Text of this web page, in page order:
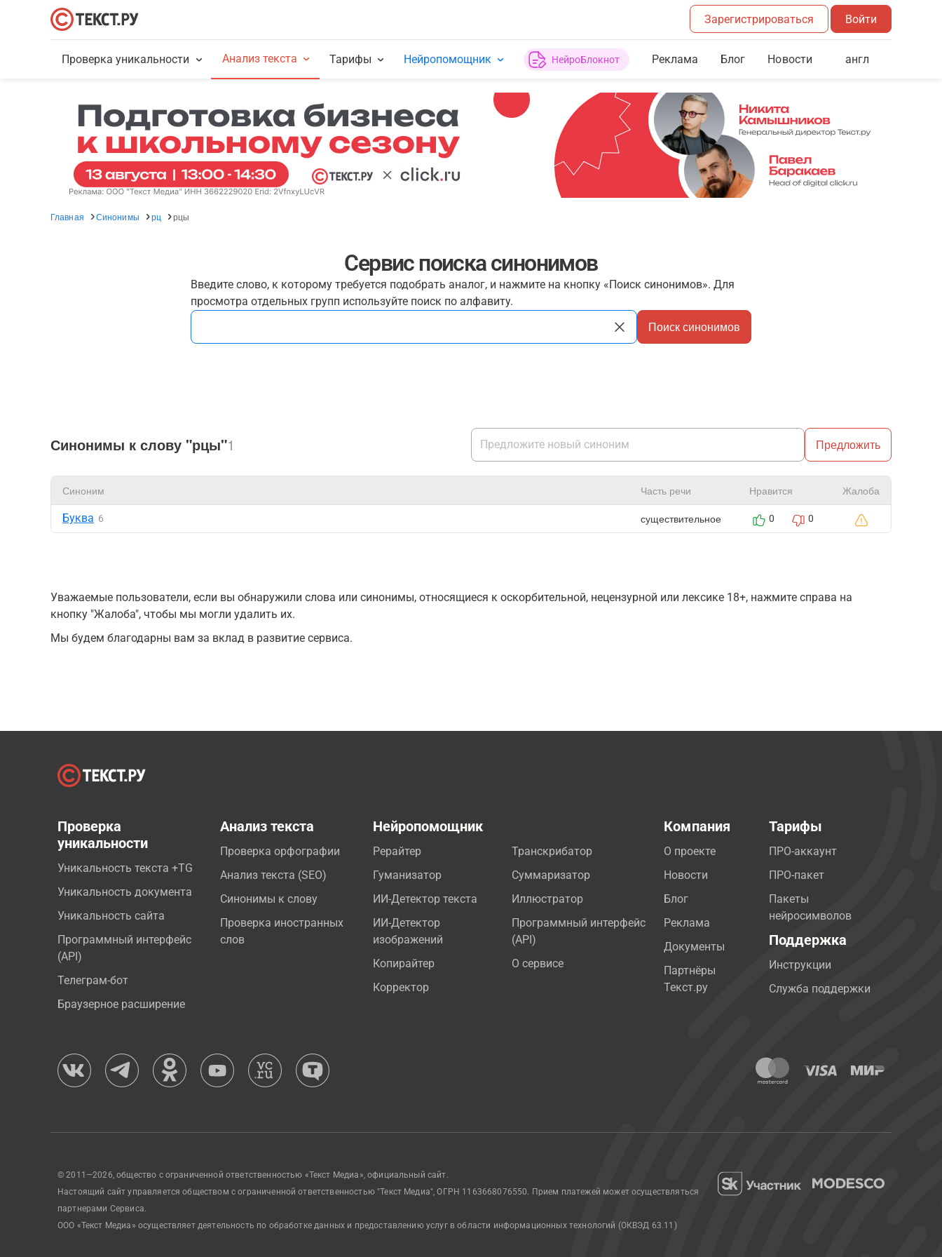
Зарегистрироваться Войти
Проверка уникальности Анализ текста Тарифы Нейропомощник НейроБлокнот Реклама Блог Новости англ
Главная Синонимы рц рцы
Сервис поиска синонимов
Введите слово, к которому требуется подобрать аналог, и нажмите на кнопку «Поиск синонимов». Для
просмотра отдельных групп используйте поиск по алфавиту.
Поиск синонимов
Синонимы к слову "рцы"1 Предложить
Синоним Часть речи Нравится Жалоба
Буква 6 существительное 0 0
Уважаемые пользователи, если вы обнаружили слова или синонимы, относящиеся к оскорбительной, нецензурной или лексике 18+, нажмите справа на
кнопку "Жалоба", чтобы мы могли удалить их.
Мы будем благодарны вам за вклад в развитие сервиса.
Проверка
уникальности
Уникальность текста +TG
Уникальность документа
Уникальность сайта
Программный интерфейс
(API)
Телеграм-бот
Браузерное расширение
Анализ текста
Проверка орфографии
Анализ текста (SEO)
Синонимы к слову
Проверка иностранных
слов
Нейропомощник
Рерайтер
Гуманизатор
ИИ-Детектор текста
ИИ-Детектор
изображений
Копирайтер
Корректор
Транскрибатор
Суммаризатор
Иллюстратор
Программный интерфейс
(API)
О сервисе
Компания
О проекте
Новости
Блог
Реклама
Документы
Партнёры
Текст.ру
Тарифы
ПРО-аккаунт
ПРО-пакет
Пакеты
нейросимволов
Поддержка
Инструкции
Служба поддержки
© 2011—2026, общество с ограниченной ответственностью «Текст Медиа», официальный сайт.
Настоящий сайт управляется обществом с ограниченной ответственностью "Текст Медиа", ОГРН 1163668076550. Прием платежей может осуществляться
партнерами Сервиса.
ООО «Текст Медиа» осуществляет деятельность по обработке данных и предоставлению услуг в области информационных технологий (ОКВЭД 63.11)